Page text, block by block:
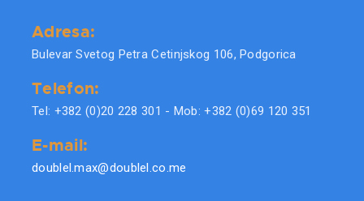
Adresa:
Bulevar Svetog Petra Cetinjskog 106, Podgorica
Telefon:
Tel: +382 (0)20 228 301 - Mob: +382 (0)69 120 351
E-mail:
doublel.max@doublel.co.me